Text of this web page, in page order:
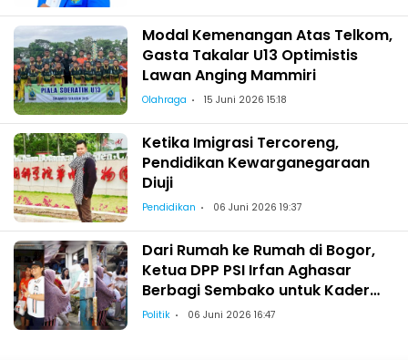
Modal Kemenangan Atas Telkom,
Gasta Takalar U13 Optimistis
Lawan Anging Mammiri
Olahraga 15 Juni 2026 15:18
Ketika Imigrasi Tercoreng,
Pendidikan Kewarganegaraan
Diuji
Pendidikan 06 Juni 2026 19:37
Dari Rumah ke Rumah di Bogor,
Ketua DPP PSI Irfan Aghasar
Berbagi Sembako untuk Kader
dan Warga
Politik 06 Juni 2026 16:47